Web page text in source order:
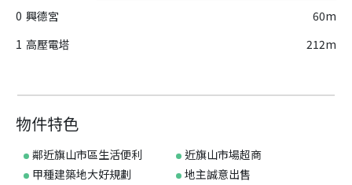
物件特色
鄰近旗山市區生活便利
近旗山市場超商
甲種建築地大好規劃
地主誠意出售
0 興德宮
60m
1 高壓電塔 212m